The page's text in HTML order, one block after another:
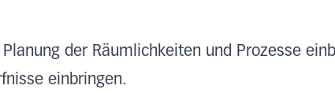
der Räumlichkeiten und Prozesse
einbringen.